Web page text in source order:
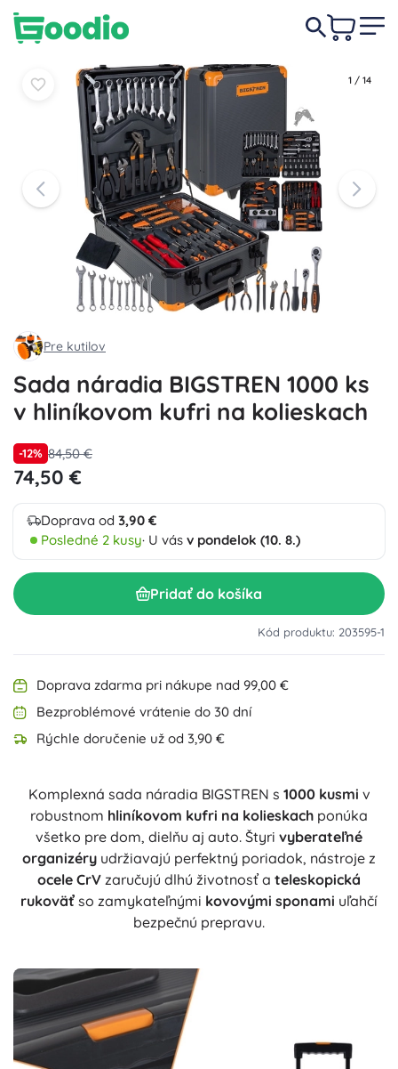
1 / 14
Pre kutilov
Sada náradia BIGSTREN 1000 ks
v hliníkovom kufri na kolieskach
-12% 84,50 €
74,50 €
Doprava od 3,90 €
Posledné 2 kusy· U vás v pondelok (10. 8.)
Pridať do košíka
Kód produktu: 203595-1
Doprava zdarma pri nákupe nad 99,00 €
Bezproblémové vrátenie do 30 dní
Rýchle doručenie už od 3,90 €
Komplexná sada náradia BIGSTREN s 1000 kusmi v
robustnom hliníkovom kufri na kolieskach ponúka
všetko pre dom, dielňu aj auto. Štyri vyberateľné
organizéry udržiavajú perfektný poriadok, nástroje z
ocele CrV zaručujú dlhú životnosť a teleskopická
rukoväť so zamykateľnými kovovými sponami uľahčí
bezpečnú prepravu.
-12% 84,50 €
Do košíka